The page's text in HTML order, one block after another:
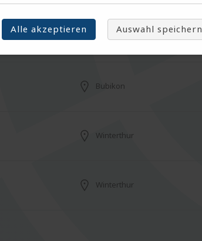
Bubikon
Bubikon
Winterthur
Winterthur
Auswahl speichern
Alle akzeptieren